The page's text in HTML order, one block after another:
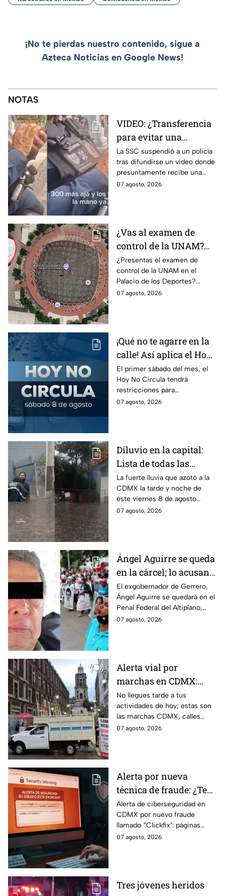
¡No te pierdas nuestro contenido, sigue a
Azteca Noticias en Google News!
NOTAS
VIDEO: ¿Transferencia
para evitar una
sanción? SSC suspende
a policía y abre
investigación
La SSC suspendió a un policía
tras difundirse un video donde
presuntamente recibe una
transferencia para evitar una
07 agosto, 2026
¿Vas al examen de
control de la UNAM?
Así puedes llegar al
Palacio de los Deportes
en Metro, camión y
Metrobús
¿Presentas el examen de
control de la UNAM en el
Palacio de los Deportes?
Consulta cómo llegar en
07 agosto, 2026
¡Qué no te agarre en la
calle! Así aplica el Hoy
No Circula el primer
sábado del mes
El primer sábado del mes, el
Hoy No Circula tendrá
restricciones para
determinados vehículos en la
07 agosto, 2026
Diluvio en la capital:
Lista de todas las
inundaciones en CDMX
HOY viernes 7 de
agosto
La fuerte lluvia que azotó a la
CDMX la tarde y noche de
este viernes 8 de agosto
provocó inundaciones y otras
07 agosto, 2026
Ángel Aguirre se queda
en la cárcel; lo acusan
de destruir
información del caso
Ayotzinapa
El exgobernador de Gerrero,
Ángel Aguirre se quedará en el
Penal Federal del Altiplano,
luego de que fue detenido ayer
07 agosto, 2026
Alerta vial por
marchas en CDMX:
Manifestantes retiran
bloqueo en Canela y Eje
3 Sur, colonia Granjas
México
No llegues tarde a tus
actividades de hoy; estas son
las marchas CDMX, calles
cerradas y bloqueos que
07 agosto, 2026
Alerta por nueva
técnica de fraude: ¿Te
piden copiar códigos
extraños en la PC?
Cuidado, podrías ser
víctima del peligroso
Alerta de ciberseguridad en
CDMX por nuevo fraude
llamado “Clickfix": páginas
falsas que engañan para
07 agosto, 2026
Tres jóvenes heridos